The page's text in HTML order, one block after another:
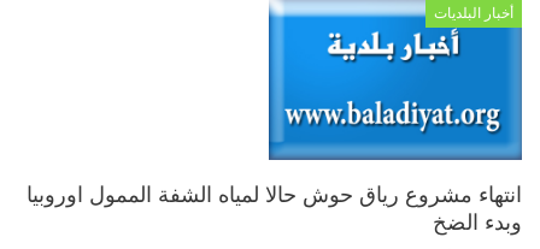
أخبار البلديات
انتهاء مشروع رياق حوش حالا لمياه الشفة الممول اوروبيا
وبدء الضخ